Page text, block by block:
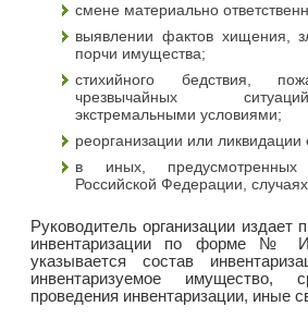
смене материально
выявлении фактов хищения,
порчи имущества;
стихийного бедствия,
чрезвычайных
экстремальными условиями;
реорганизации или ликвидации
в иных, предусмотренных
Российской Федерации, случаях.
Руководитель организации издает
инвентаризации по форме №
указывается состав
инвентаризуемое имущество,
проведения инвентаризации, иные